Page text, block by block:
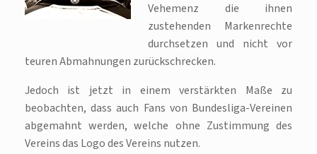
Vehemenz die ihnen
zustehenden Markenrechte
durchsetzen und nicht vor
teuren Abmahnungen zurückschrecken.
Jedoch ist jetzt in einem verstärkten Maße zu
beobachten, dass auch Fans von Bundesliga-Vereinen
abgemahnt werden, welche ohne Zustimmung des
Vereins das Logo des Vereins nutzen.